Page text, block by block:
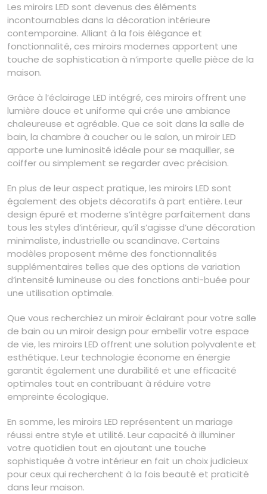
Les miroirs LED sont devenus des éléments
incontournables dans la décoration intérieure
contemporaine. Alliant à la fois élégance et
fonctionnalité, ces miroirs modernes apportent une
touche de sophistication à n’importe quelle pièce de la
maison.
Grâce à l’éclairage LED intégré, ces miroirs offrent une
lumière douce et uniforme qui crée une ambiance
chaleureuse et agréable. Que ce soit dans la salle de
bain, la chambre à coucher ou le salon, un miroir LED
apporte une luminosité idéale pour se maquiller, se
coiffer ou simplement se regarder avec précision.
En plus de leur aspect pratique, les miroirs LED sont
également des objets décoratifs à part entière. Leur
design épuré et moderne s’intègre parfaitement dans
tous les styles d’intérieur, qu’il s’agisse d’une décoration
minimaliste, industrielle ou scandinave. Certains
modèles proposent même des fonctionnalités
supplémentaires telles que des options de variation
d’intensité lumineuse ou des fonctions anti-buée pour
une utilisation optimale.
Que vous recherchiez un miroir éclairant pour votre salle
de bain ou un miroir design pour embellir votre espace
de vie, les miroirs LED offrent une solution polyvalente et
esthétique. Leur technologie économe en énergie
garantit également une durabilité et une efficacité
optimales tout en contribuant à réduire votre
empreinte écologique.
En somme, les miroirs LED représentent un mariage
réussi entre style et utilité. Leur capacité à illuminer
votre quotidien tout en ajoutant une touche
sophistiquée à votre intérieur en fait un choix judicieux
pour ceux qui recherchent à la fois beauté et praticité
dans leur maison.